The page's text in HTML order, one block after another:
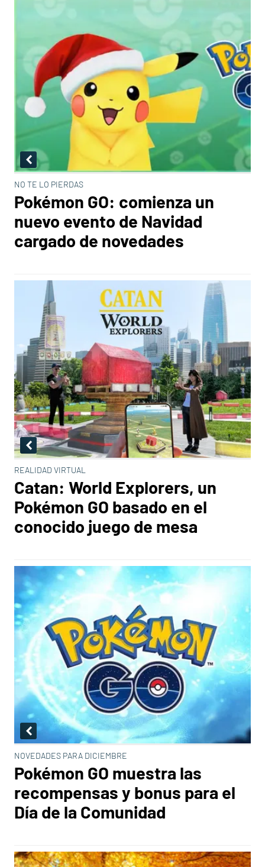
NO TE LO PIERDAS
Pokémon GO: comienza un
nuevo evento de Navidad
cargado de novedades
REALIDAD VIRTUAL
Catan: World Explorers, un
Pokémon GO basado en el
conocido juego de mesa
NOVEDADES PARA DICIEMBRE
Pokémon GO muestra las
recompensas y bonus para el
Día de la Comunidad